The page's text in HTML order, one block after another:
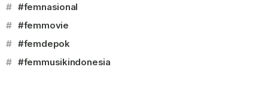
# #femnasional
# #femmovie
# #femdepok
# #femmusikindonesia